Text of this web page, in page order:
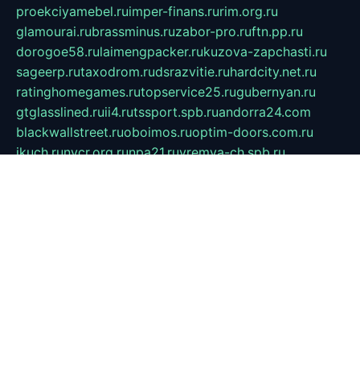
proekciyamebel.ruimper-finans.rurim.org.ru
glamourai.rubrassminus.ruzabor-pro.ruftn.pp.ru
dorogoe58.rulaimengpacker.rukuzova-zapchasti.ru
sageerp.rutaxodrom.rudsrazvitie.ruhardcity.net.ru
ratinghomegames.rutopservice25.rugubernyan.ru
gtglasslined.ruii4.rutssport.spb.ruandorra24.com
blackwallstreet.ruoboimos.ruoptim-doors.com.ru
ikuch.runycr.org.runpa21.ruvremya-ch.spb.ru